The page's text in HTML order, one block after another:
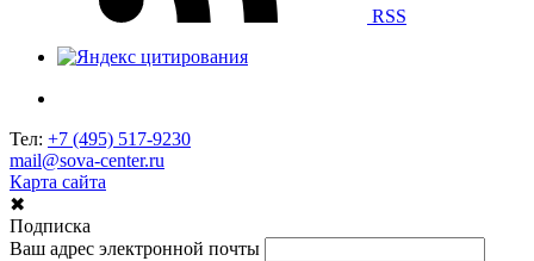
RSS
Тел: +7 (495) 517-9230
mail@sova-center.ru
Карта сайта
✖
Подписка
Ваш адрес электронной почты